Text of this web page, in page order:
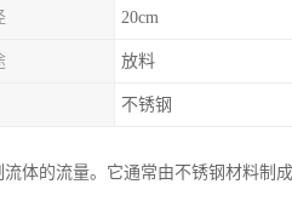
20cm
放料
不锈钢
体的流量。它通常由不锈钢材料制